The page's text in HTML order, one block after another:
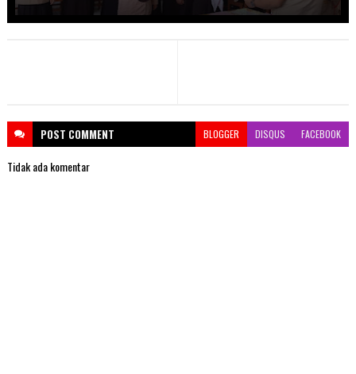
POST COMMENT BLOGGER DISQUS FACEBOOK
Tidak ada komentar